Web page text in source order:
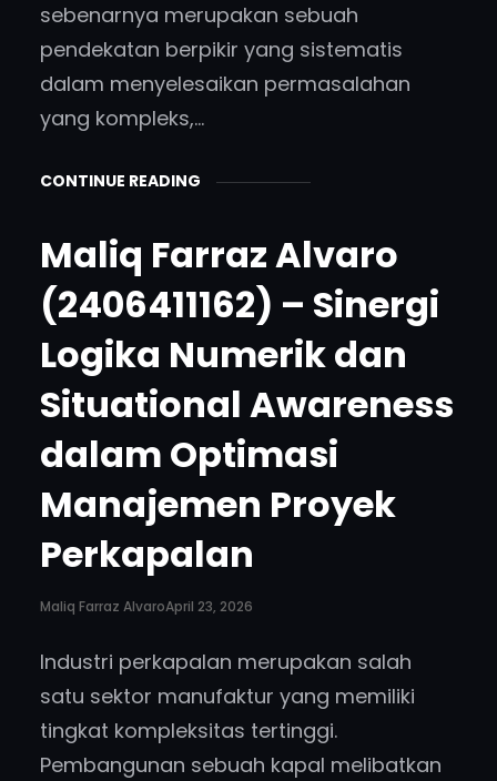
sebenarnya merupakan sebuah
pendekatan berpikir yang sistematis
dalam menyelesaikan permasalahan
yang kompleks,…
CONTINUE READING
Maliq Farraz Alvaro
(2406411162) – Sinergi
Logika Numerik dan
Situational Awareness
dalam Optimasi
Manajemen Proyek
Perkapalan
Maliq Farraz AlvaroApril 23, 2026
Industri perkapalan merupakan salah
satu sektor manufaktur yang memiliki
tingkat kompleksitas tertinggi.
Pembangunan sebuah kapal melibatkan